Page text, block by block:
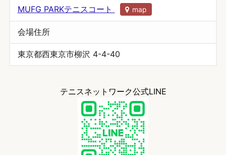
MUFG PARKテニスコート map
会場住所
東京都西東京市柳沢 4-4-40
テニスネットワーク公式LINE